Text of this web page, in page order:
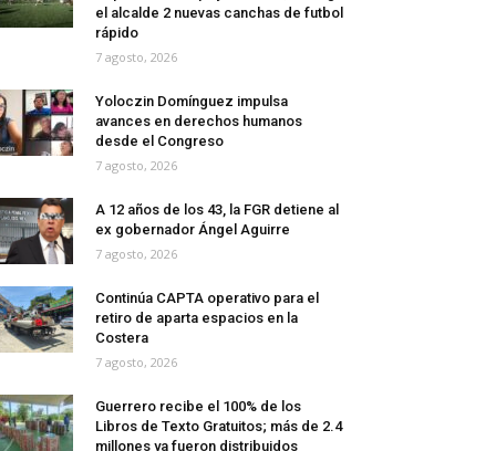
el alcalde 2 nuevas canchas de futbol
rápido
7 agosto, 2026
Yoloczin Domínguez impulsa
avances en derechos humanos
desde el Congreso
7 agosto, 2026
A 12 años de los 43, la FGR detiene al
ex gobernador Ángel Aguirre
7 agosto, 2026
Continúa CAPTA operativo para el
retiro de aparta espacios en la
Costera
7 agosto, 2026
Guerrero recibe el 100% de los
Libros de Texto Gratuitos; más de 2.4
millones ya fueron distribuidos